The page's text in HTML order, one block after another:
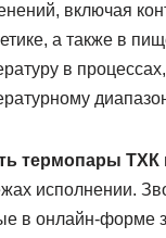
включая
а также в
в
термопары
исполнении.
в онлайн-форме